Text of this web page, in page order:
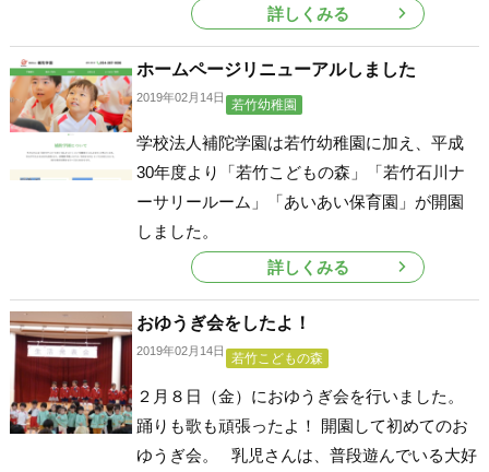
詳しくみる
ホームページリニューアルしました
2019年02月14日 若竹幼稚園
学校法人補陀学園は若竹幼稚園に加え、平成
30年度より「若竹こどもの森」「若竹石川ナ
ーサリールーム」「あいあい保育園」が開園
しました。
詳しくみる
おゆうぎ会をしたよ！
2019年02月14日 若竹こどもの森
２月８日（金）におゆうぎ会を行いました。
踊りも歌も頑張ったよ！ 開園して初めてのお
ゆうぎ会。 乳児さんは、普段遊んでいる大好